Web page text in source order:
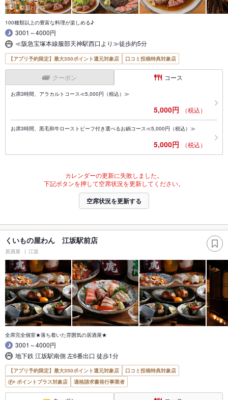
100種類以上の豊富な料理が楽しめる♪
3001～4000円
≪阪急宝塚本線服部天神駅西口より≫徒歩約5分
【アプリ予約限定】最大350ポイント還元対象店 口コミ投稿特典対象店
クーポン コース
お席3時間、アラカルトコース≪5,000円（税込）≫
5,000円 （税込）
お席3時間、黒毛和牛ローストビーフ付き選べるお鍋コース≪5,000円（税込）≫
5,000円 （税込）
カレンダーの更新に失敗しました。
下記ボタンを押して空席状況を更新してください。
空席状況を更新する
くいもの屋わん 江坂駅前店
居酒屋 江坂
全席完全個室★落ち着いた雰囲気の居酒屋★
3001～4000円
地下鉄 江坂駅南側 左6番出口 徒歩1分
【アプリ予約限定】最大350ポイント還元対象店
口コミ投稿特典対象店
ポイントプラス対象店
適格請求書発行事業者